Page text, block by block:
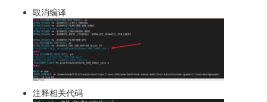
取消编译
注释相关代码